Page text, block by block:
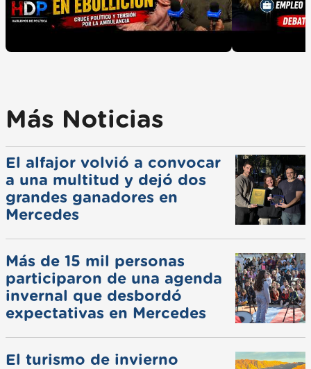
Más Noticias
El alfajor volvió a convocar
a una multitud y dejó dos
grandes ganadores en
Mercedes
Más de 15 mil personas
participaron de una agenda
invernal que desbordó
expectativas en Mercedes
El turismo de invierno